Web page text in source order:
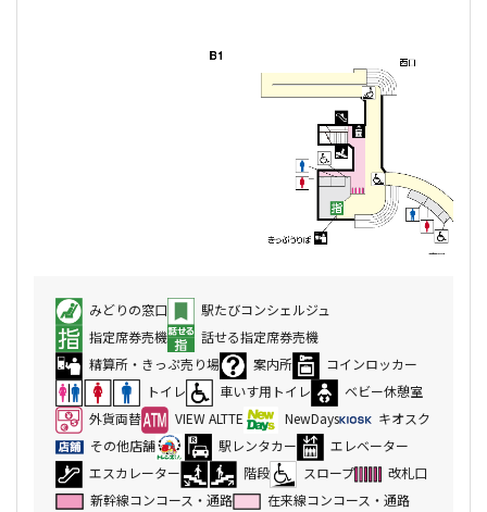
みどりの窓口
駅たびコンシェルジュ
指定席券売機
話せる指定席券売機
精算所・きっぷ売り場
案内所
コインロッカー
トイレ
車いす用トイレ
ベビー休憩室
外貨両替
VIEW ALTTE NewDays
キオスク
その他店舗
駅レンタカー
エレベーター
エスカレーター
階段 スロープ
改札口
新幹線コンコース・通路
在来線コンコース・通路